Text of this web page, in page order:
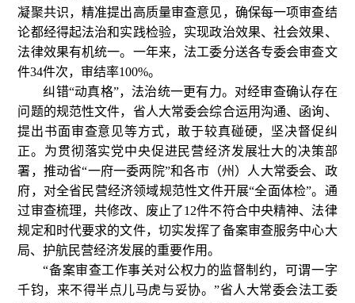
凝聚共识，精准提出高质量审查意见，确保每一项审查结
论都经得起法治和实践检验，实现政治效果、社会效果、
法律效果有机统一。一年来，法工委分送各专委会审查文
件34件次，审结率100%。
纠错“动真格”，法治统一更有力。对经审查确认存在
问题的规范性文件，省人大常委会综合运用沟通、函询、
提出书面审查意见等方式，敢于较真碰硬，坚决督促纠
正。为贯彻落实党中央促进民营经济发展壮大的决策部
署，推动省“一府一委两院”和各市（州）人大常委会、政
府，对全省民营经济领域规范性文件开展“全面体检”。通
过审查梳理，共修改、废止了12件不符合中央精神、法律
规定和时代要求的文件，切实发挥了备案审查服务中心大
局、护航民营经济发展的重要作用。
“备案审查工作事关对公权力的监督制约，可谓一字
千钧，来不得半点儿马虎与妥协。”省人大常委会法工委